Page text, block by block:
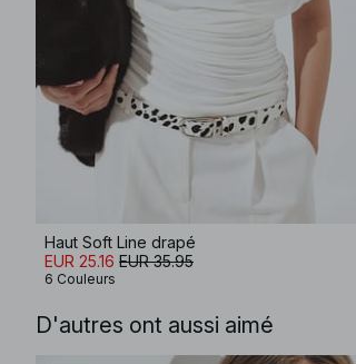
Haut Soft Line drapé
EUR 25.16 EUR 35.95
6 Couleurs
D'autres ont aussi aimé